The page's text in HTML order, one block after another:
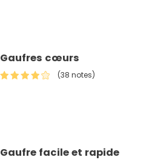
Gaufres cœurs
(38 notes)
Gaufre facile et rapide